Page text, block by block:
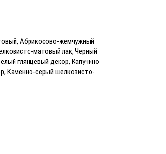
Абрикосово-жемчужный
матовый лак, Черный
глянцевый декор, Капучино
Каменно-серый шелковисто-